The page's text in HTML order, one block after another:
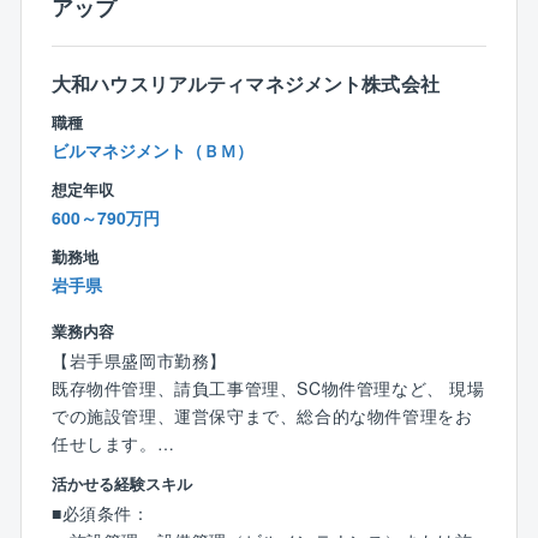
場合は振替休日を取得いただきます。
【同ポジションで働く魅力】
■ご経験を活かして働き方改善可能！
年間休日129日、所定労働時間7.5時間、残業20～30時
間、フレックス制度導入等、プライベートと両立しな
がら業務に取り組むことができる環境が整っているの
で長期的就業が可能です！
■安定基盤で安心して就業可能！
業界トップの管理物件数を誇る大京グループ＆盤石の
オリックスグループ
【事業基盤】
株式会社大京のグループ会社であり、分譲マンション
（サーパスマンション）の管理を中心とした建物の維
持管理業を全国で展開しており、毎年管理戸数受注実
績を着実に伸ばしています。
アップ
大和ハウスリアルティマネジメント株式会社
職種
ビルマネジメント（ＢＭ）
想定年収
600～790万円
勤務地
岩手県
業務内容
【岩手県盛岡市勤務】
既存物件管理、請負工事管理、SC物件管理など、 現場
での施設管理、運営保守まで、総合的な物件管理をお
任せします。
【魅力】
★大和ハウスグループの安定基盤＆利益を社員に還元
活かせる経験スキル
■必須条件：